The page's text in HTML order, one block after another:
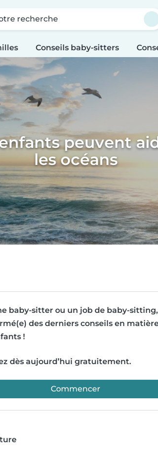
recherche
Conseils baby-sitters
peuvent
les océans
baby-sitter ou un job de baby-
des derniers conseils en
!
dès aujourd’hui gratuitement.
Commencer